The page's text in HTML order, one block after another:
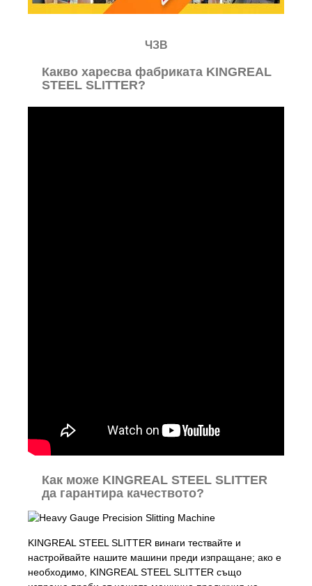
ЧЗВ
Какво харесва фабриката KINGREAL
STEEL SLITTER?
Как може KINGREAL STEEL SLITTER
да гарантира качеството?
KINGREAL STEEL SLITTER винаги тествайте и
настройвайте нашите машини преди изпращане; ако е
необходимо, KINGREAL STEEL SLITTER също